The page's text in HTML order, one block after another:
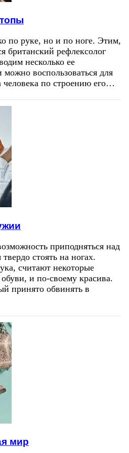
по руке, но и по ноге. Этим,
британский рефлексолог
несколько ее
воспользоваться для
человека по строению его…
приподняться над
стоять на ногах.
считают некоторые
и по-своему красива.
принято обвинять в
мир